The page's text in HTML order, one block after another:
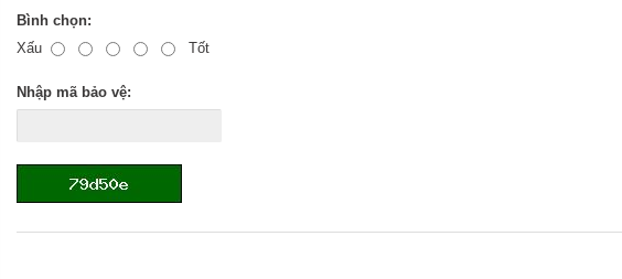
Bình chọn:
Xấu
Tốt
Nhập mã bảo vệ: